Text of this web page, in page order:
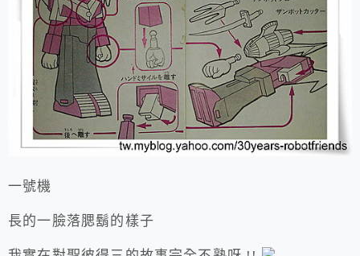
一號機
長的一臉落腮鬍的樣子